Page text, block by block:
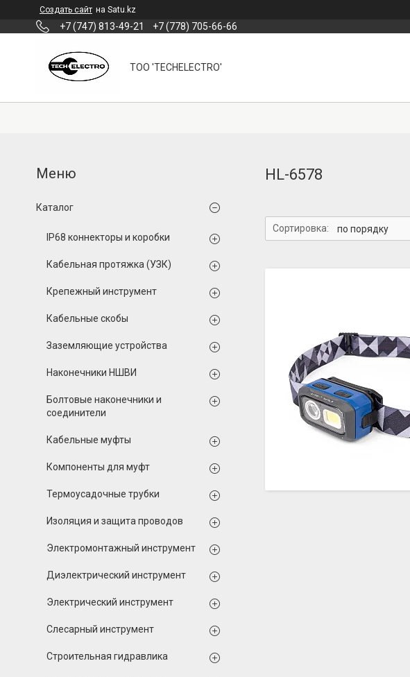
Создать сайт на Satu.kz
+7 (747) 813-49-21 +7 (778) 705-66-66
ТОО 'TECHELECTRO'
HL-6578
Каталог
IP68 коннекторы и коробки
Кабельная протяжка (УЗК)
Крепежный инструмент
Кабельные скобы
Заземляющие устройства
Наконечники НШВИ
Болтовые наконечники и
соединители
Кабельные муфты
Компоненты для муфт
Термоусадочные трубки
Изоляция и защита проводов
Электромонтажный инструмент
Диэлектрический инструмент
Электрический инструмент
Слесарный инструмент
Строительная гидравлика